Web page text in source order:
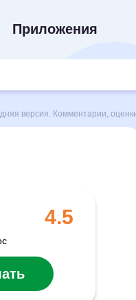
Приложения
версия. Комментарии,
4.5